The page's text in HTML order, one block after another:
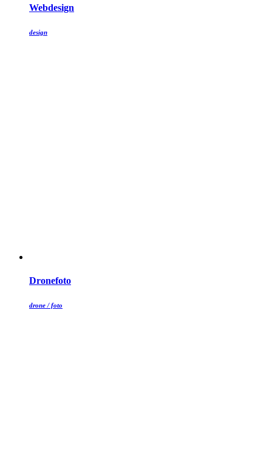
Webdesign
design
Dronefoto
drone / foto